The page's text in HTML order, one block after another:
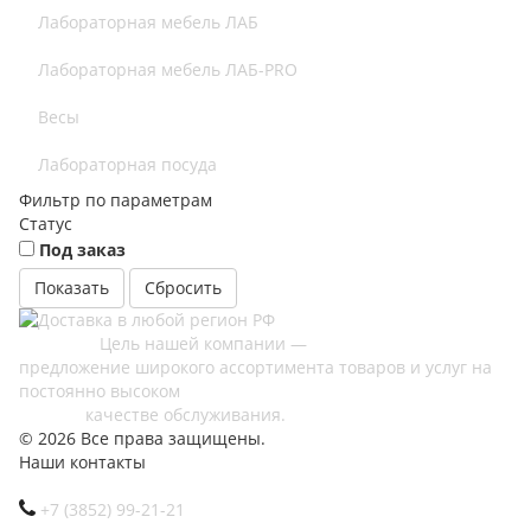
Лабораторная мебель ЛАБ
Лабораторная мебель ЛАБ-PRO
Весы
Лабораторная посуда
Фильтр по параметрам
Статус
Под заказ
Сбросить
Цель нашей компании —
предложение широкого ассортимента товаров и услуг на
постоянно высоком
качестве обслуживания.
© 2026 Все права защищены.
Наши контакты
+7 (3852) 99-21-21